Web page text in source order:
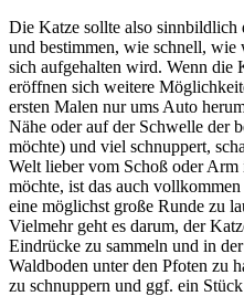
Die Katze sollte also
und bestimmen, wie schnell,
sich aufgehalten wird. Wenn die
eröffnen sich weitere
ersten Malen nur ums Auto
Nähe oder auf der Schwelle der
möchte) und viel schnuppert,
Welt lieber vom Schoß oder Arm
möchte, ist das auch
eine möglichst große Runde zu
Vielmehr geht es darum, der
Eindrücke zu sammeln und in
Waldboden unter den Pfoten zu
zu schnuppern und ggf. ein